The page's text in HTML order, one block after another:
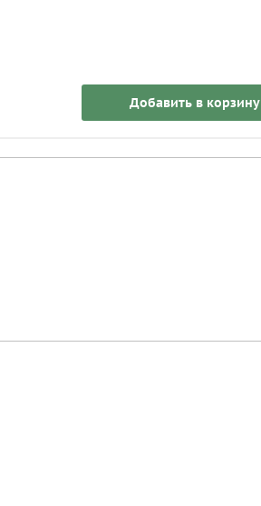
Добавить в корзину